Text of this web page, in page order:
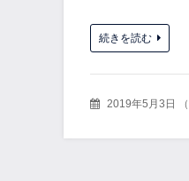
続きを読む
2019年5月3日 （